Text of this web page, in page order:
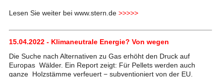
Lesen Sie weiter bei www.stern.de >>>>>
15.04.2022 - Klimaneutrale Energie? Von wegen
Die Suche nach Alternativen zu Gas erhöht den Druck auf
Europas Wälder. Ein Report zeigt: Für Pellets werden auch
ganze Holzstämme verfeuert − subventioniert von der EU.